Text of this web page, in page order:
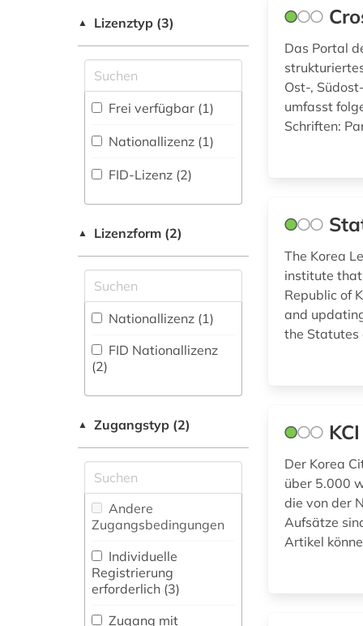
Elektrotechnik,
Elektronik,
Nachrichtentechnik (0)
Energietechnik (0)
Ethnologie (1)
Geographie (1)
Geowissenschaften
Germanistik.
Geschichte der
Pädagogik und des
Bildungswesens (0)
(0)
Informatik (0)
Klassische
Philologie.
Byzantinistik.
Neugriechische
Philologie. Neulatein (0)
1970 (1)
handelsrecht (1)
internationale politik
(1)
internationales recht
japanologie (1)
judaistik (1)
kalter krieg (1)
kommunismus (1)
korea (3)
legislation (1)
mathematik (1)
naher osten (1)
naturwissenschaften
(1)
patent (1)
Buchhandelsverzeichnis
Disziplinäre
Forschungsdatenrepositorien
(0
Repositorien (0
(2
Faktendatenbank (1
National-,
Regionalbibliographie
(1)
Textueller-Materialien
(0)
Volltextdatenbank
(7)
Wörterbuch,
Enzyklopädie,
Nachschlagwerk (1
Zeitung (2)
▲ Lizenztyp (3)
Frei verfügbar (1)
Nationallizenz (1)
FID-Lizenz (2)
▲ Lizenzform (2)
Nationallizenz (1)
FID Nationallizenz
(2)
▲ Zugangstyp (2)
Andere
Zugangsbedingungen
Individuelle
Registrierung
erforderlich (3)
Zugang mit
Das Portal
Ost-,
umfasst
Schriften:
The Korea
institute
Republic of
and
the Statutes
Der Korea
über 5.000
die von der
Aufsätze
Artikel